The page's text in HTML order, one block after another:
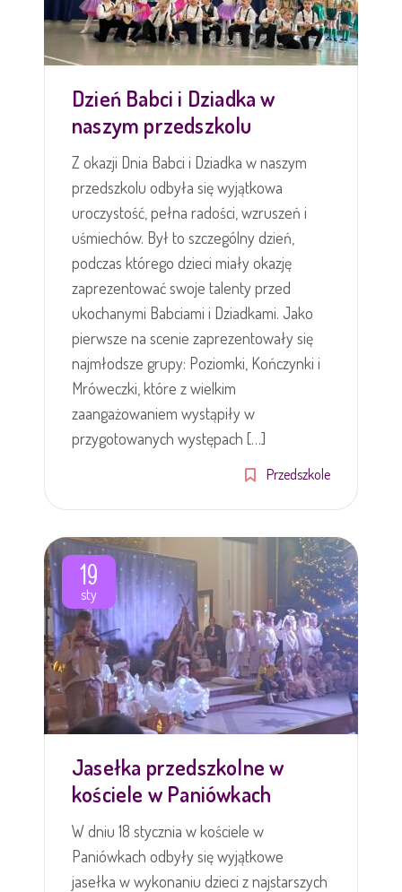
Dzień Babci i Dziadka w
naszym przedszkolu
Z okazji Dnia Babci i Dziadka w naszym
przedszkolu odbyła się wyjątkowa
uroczystość, pełna radości, wzruszeń i
uśmiechów. Był to szczególny dzień,
podczas którego dzieci miały okazję
zaprezentować swoje talenty przed
ukochanymi Babciami i Dziadkami. Jako
pierwsze na scenie zaprezentowały się
najmłodsze grupy: Poziomki, Kończynki i
Mróweczki, które z wielkim
zaangażowaniem wystąpiły w
przygotowanych występach […]
Przedszkole
19
sty
Jasełka przedszkolne w
kościele w Paniówkach
W dniu 18 stycznia w kościele w
Paniówkach odbyły się wyjątkowe
jasełka w wykonaniu dzieci z najstarszych